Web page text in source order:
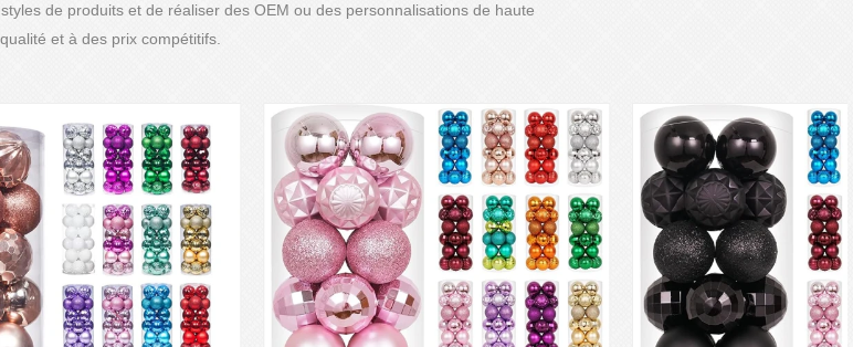
de produits et de réaliser des OEM ou des personnalisations de haute
qualité et à des prix compétitifs.